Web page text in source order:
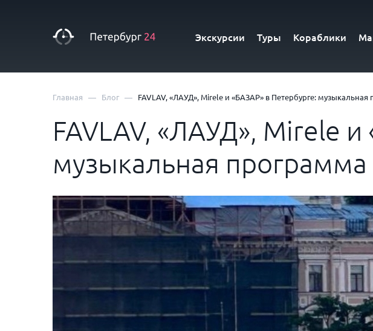
Экскурсии Туры Кораблики
Главная — Блог — FAVLAV, «ЛАУД», Mirele и «БАЗАР» в Петербурге:
FAVLAV, «ЛАУД», Mirele
музыкальная